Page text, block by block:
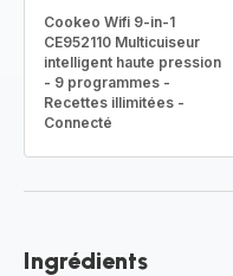
Cookeo Wifi 9-in-1
CE952110 Multicuiseur
intelligent haute pression
- 9 programmes -
Recettes illimitées -
Connecté
Ingrédients